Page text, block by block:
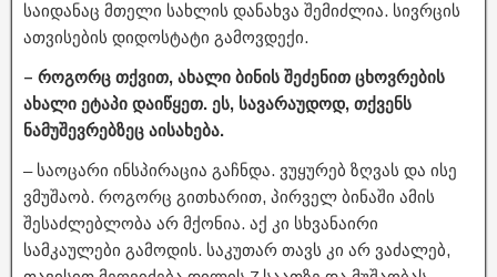
საიდანაც მთელი სახლის დანახვა შემიძლია. სივრცის
ათვისების დიდოსტატი გამოვდექი.
– როგორც თქვით, ახალი ბინის შეძენით ცხოვრების
ახალი ეტაპი დაიწყეთ. ეს, სავარაუდოდ, თქვენს
ნამუშევრებზეც აისახება.
– საოცარი ინსპირაცია გაჩნდა. ვუყურებ ზღვას და ისე
ვმუშაობ. როგორც გითხარით, პირველ ბინაში ამის
შესაძლებლობა არ მქონია. აქ კი სხვანაირი
სამკაულები გამოდის. საკუთარ თავს კი არ ვაძალებ,